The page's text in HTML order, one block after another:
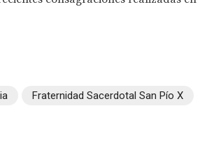
Fraternidad Sacerdotal San Pío X